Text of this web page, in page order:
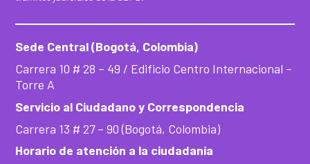
Sede Central (Bogotá, Colombia)
Carrera 10 # 28 – 49 / Edificio Centro Internacional –
Torre A
Servicio al Ciudadano y Correspondencia
Carrera 13 # 27 – 90 (Bogotá, Colombia)
Horario de atención a la ciudadanía